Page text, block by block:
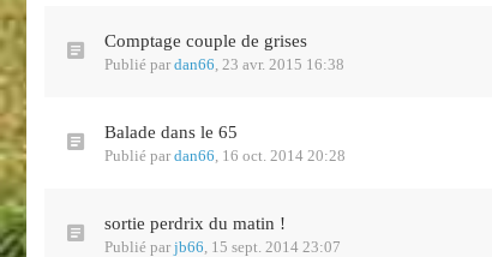
Comptage couple de grises
Publié par dan66, 23 avr. 2015 16:38
Balade dans le 65
Publié par dan66, 16 oct. 2014 20:28
sortie perdrix du matin !
Publié par jb66, 15 sept. 2014 23:07